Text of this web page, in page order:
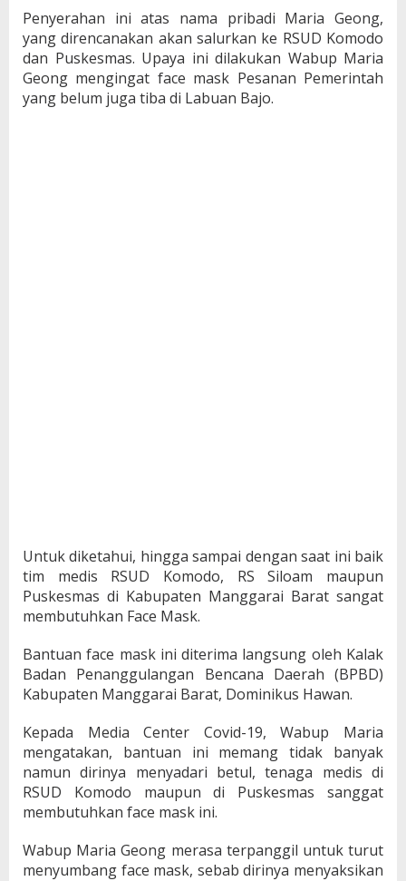
Penyerahan ini atas nama pribadi Maria Geong,
yang direncanakan akan salurkan ke RSUD Komodo
dan Puskesmas. Upaya ini dilakukan Wabup Maria
Geong mengingat face mask Pesanan Pemerintah
yang belum juga tiba di Labuan Bajo.
Untuk diketahui, hingga sampai dengan saat ini baik
tim medis RSUD Komodo, RS Siloam maupun
Puskesmas di Kabupaten Manggarai Barat sangat
membutuhkan Face Mask.
Bantuan face mask ini diterima langsung oleh Kalak
Badan Penanggulangan Bencana Daerah (BPBD)
Kabupaten Manggarai Barat, Dominikus Hawan.
Kepada Media Center Covid-19, Wabup Maria
mengatakan, bantuan ini memang tidak banyak
namun dirinya menyadari betul, tenaga medis di
RSUD Komodo maupun di Puskesmas sanggat
membutuhkan face mask ini.
Wabup Maria Geong merasa terpanggil untuk turut
menyumbang face mask, sebab dirinya menyaksikan